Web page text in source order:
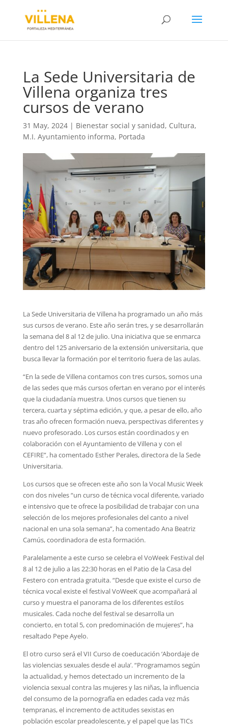
La Sede Universitaria de
Villena organiza tres
cursos de verano
31 May, 2024| Bienestar social y sanidad, Cultura,
M.I. Ayuntamiento informa, Portada
La Sede Universitaria de Villena ha programado un año más
sus cursos de verano. Este año serán tres, y se desarrollarán
la semana del 8 al 12 de julio. Una iniciativa que se enmarca
dentro del 125 aniversario de la extensión universitaria, que
busca llevar la formación por el territorio fuera de las aulas.
“En la sede de Villena contamos con tres cursos, somos una
de las sedes que más cursos ofertan en verano por el interés
que la ciudadanía muestra. Unos cursos que tienen su
tercera, cuarta y séptima edición, y que, a pesar de ello, año
tras año ofrecen formación nueva, perspectivas diferentes y
nuevo profesorado. Los cursos están coordinados y en
colaboración con el Ayuntamiento de Villena y con el
CEFIRE”, ha comentado Esther Perales, directora de la Sede
Universitaria.
Los cursos que se ofrecen este año son la Vocal Music Week
con dos niveles “un curso de técnica vocal diferente, variado
e intensivo que te ofrece la posibilidad de trabajar con una
selección de los mejores profesionales del canto a nivel
nacional en una sola semana”, ha comentado Ana Beatriz
Camús, coordinadora de esta formación.
Paralelamente a este curso se celebra el VoWeek Festival del
8 al 12 de julio a las 22:30 horas en el Patio de la Casa del
Festero con entrada gratuita. “Desde que existe el curso de
técnica vocal existe el festival VoWeeK que acompañará al
curso y muestra el panorama de los diferentes estilos
musicales. Cada noche del festival se desarrolla un
concierto, en total 5, con predominación de mujeres”, ha
resaltado Pepe Ayelo.
El otro curso será el VII Curso de coeducación ‘Abordaje de
las violencias sexuales desde el aula’. “Programamos según
la actualidad, y hemos detectado un incremento de la
violencia sexual contra las mujeres y las niñas, la influencia
del consumo de la pornografía en edades cada vez más
tempranas, el incremento de actitudes sexistas en
población escolar preadolescente, y el papel que las TICs